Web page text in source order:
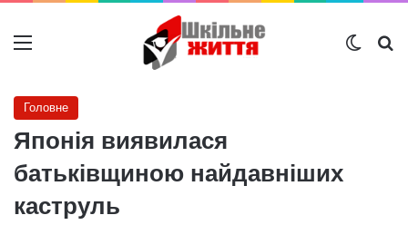
Меню
Головне
Японія виявилася
батьківщиною найдавніших
каструль